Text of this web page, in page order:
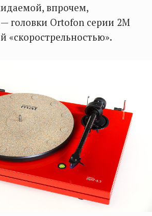
впрочем,
головки Ortofon серии 2M
«скорострельностью».